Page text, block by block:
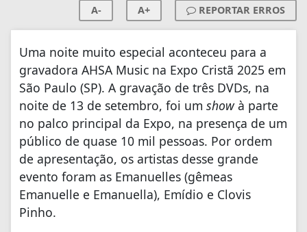
A- A+ REPORTAR ERROS
Uma noite muito especial aconteceu para a
gravadora AHSA Music na Expo Cristã 2025 em
São Paulo (SP). A gravação de três DVDs, na
noite de 13 de setembro, foi um showà parte
no palco principal da Expo, na presença de um
público de quase 10 mil pessoas. Por ordem
de apresentação, os artistas desse grande
evento foram as Emanuelles (gêmeas
Emanuelle e Emanuella), Emídio e Clovis
Pinho.